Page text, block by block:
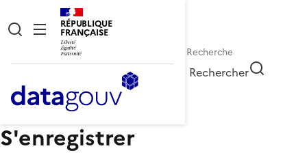
RÉPUBLIQUE
FRANÇAISE
Rechercher
S'enregistrer